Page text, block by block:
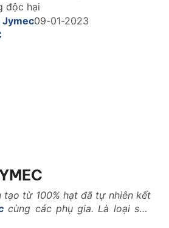
độc hại
Jymec09-01-2023
tạo từ 100% hạt đã tự nhiên kết
cùng các phụ gia. Là loại sơn